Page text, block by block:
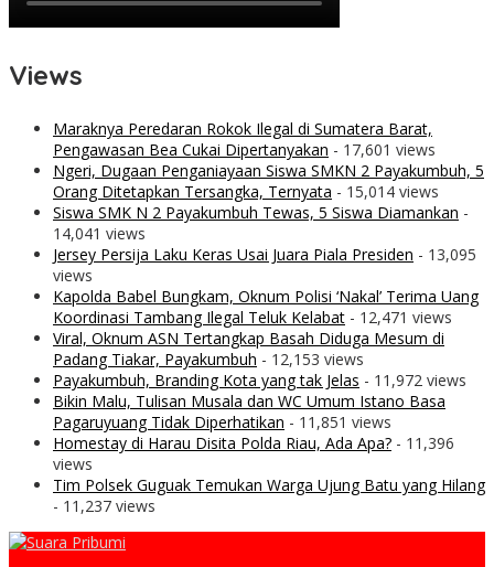
Views
Maraknya Peredaran Rokok Ilegal di Sumatera Barat,
Pengawasan Bea Cukai Dipertanyakan - 17,601 views
Ngeri, Dugaan Penganiayaan Siswa SMKN 2 Payakumbuh, 5
Orang Ditetapkan Tersangka, Ternyata - 15,014 views
Siswa SMK N 2 Payakumbuh Tewas, 5 Siswa Diamankan -
14,041 views
Jersey Persija Laku Keras Usai Juara Piala Presiden - 13,095
views
Kapolda Babel Bungkam, Oknum Polisi ‘Nakal’ Terima Uang
Koordinasi Tambang Ilegal Teluk Kelabat - 12,471 views
Viral, Oknum ASN Tertangkap Basah Diduga Mesum di
Padang Tiakar, Payakumbuh - 12,153 views
Payakumbuh, Branding Kota yang tak Jelas - 11,972 views
Bikin Malu, Tulisan Musala dan WC Umum Istano Basa
Pagaruyuang Tidak Diperhatikan - 11,851 views
Homestay di Harau Disita Polda Riau, Ada Apa? - 11,396
views
Tim Polsek Guguak Temukan Warga Ujung Batu yang Hilang
- 11,237 views